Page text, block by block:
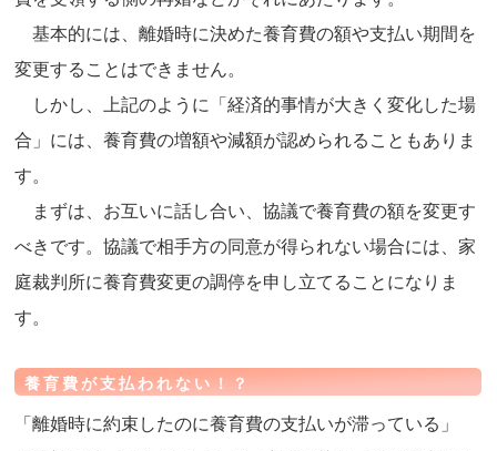
基本的には、離婚時に決めた養育費の額や支払い期間を
変更することはできません。
しかし、上記のように「経済的事情が大きく変化した場
合」には、養育費の増額や減額が認められることもありま
す。
まずは、お互いに話し合い、協議で養育費の額を変更す
べきです。協議で相手方の同意が得られない場合には、家
庭裁判所に養育費変更の調停を申し立てることになりま
す。
養育費が支払われない！？
「離婚時に約束したのに養育費の支払いが滞っている」